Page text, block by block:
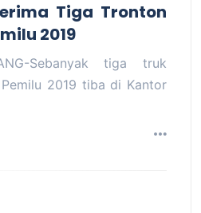
Tiga Tronton
2019
Sebanyak tiga truk
2019 tiba di Kantor